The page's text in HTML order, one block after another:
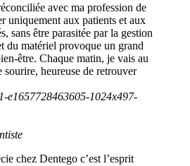
avec ma profession de
uniquement aux patients et aux
sans être parasitée par la gestion
du matériel provoque un grand
être. Chaque matin, je vais au
sourire, heureuse de retrouver
chez Dentego c’est l’esprit